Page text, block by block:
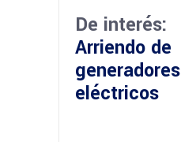
De interés:
Arriendo de
generadores
eléctricos